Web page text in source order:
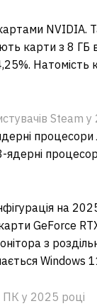
NVIDIA.
карти з 8 ГБ
Steam у
процесори
ядерні
на
GeForce
з
Windows
ПК у 2025 році